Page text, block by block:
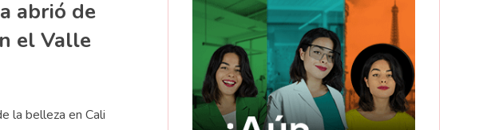
abrió de
el Valle
la belleza en Cali